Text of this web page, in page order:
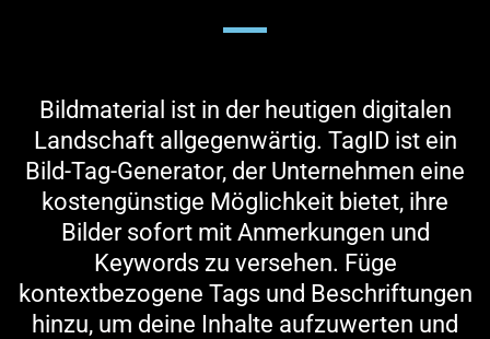
Bildmaterial ist in der heutigen digitalen
Landschaft allgegenwärtig. TagID ist ein
Bild-Tag-Generator, der Unternehmen eine
kostengünstige Möglichkeit bietet, ihre
Bilder sofort mit Anmerkungen und
Keywords zu versehen. Füge
kontextbezogene Tags und Beschriftungen
hinzu, um deine Inhalte aufzuwerten und